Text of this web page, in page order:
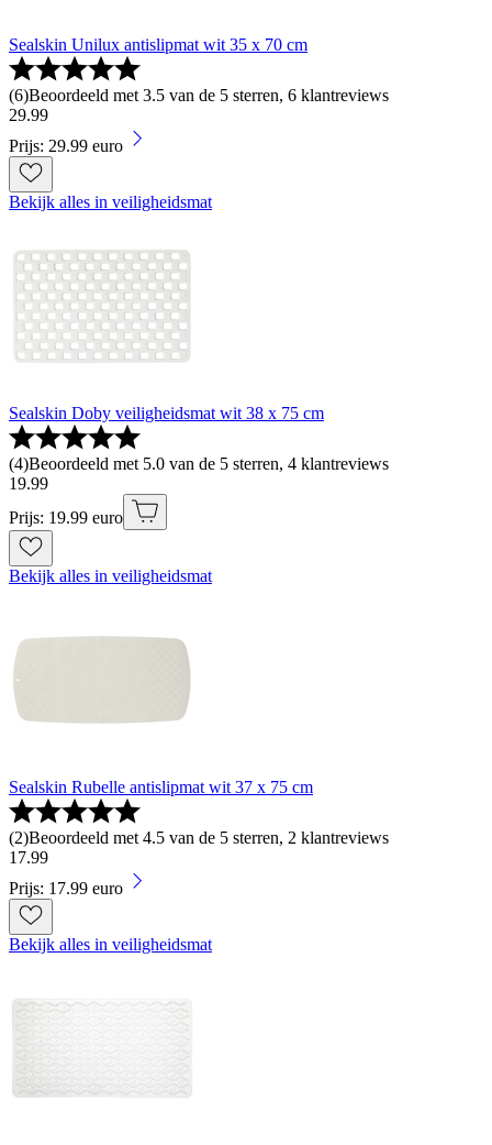
Sealskin Unilux antislipmat wit 35 x 70 cm
(6)Beoordeeld met 3.5 van de 5 sterren, 6 klantreviews
29.99
Prijs: 29.99 euro
Bekijk alles in veiligheidsmat
Sealskin Doby veiligheidsmat wit 38 x 75 cm
(4)Beoordeeld met 5.0 van de 5 sterren, 4 klantreviews
19.99
Prijs: 19.99 euro
Bekijk alles in veiligheidsmat
Sealskin Rubelle antislipmat wit 37 x 75 cm
(2)Beoordeeld met 4.5 van de 5 sterren, 2 klantreviews
17.99
Prijs: 17.99 euro
Bekijk alles in veiligheidsmat